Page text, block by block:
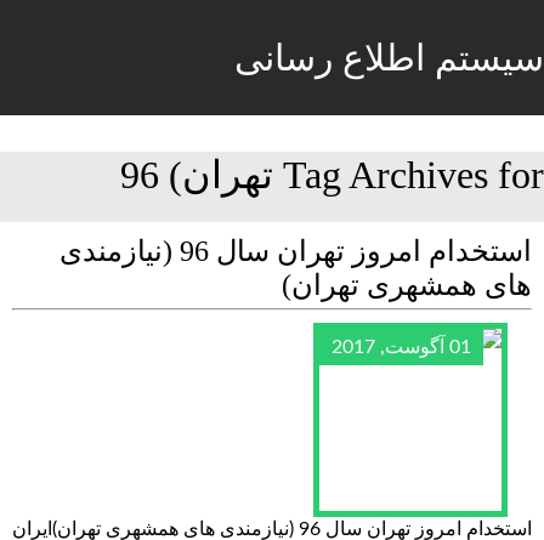
سیستم اطلاع رسانی
Tag Archives for تهران) 96
استخدام امروز تهران سال 96 (نیازمندی
های همشهری تهران)
01 آگوست, 2017
استخدام امروز تهران سال 96 (نیازمندی های همشهری تهران)ایران